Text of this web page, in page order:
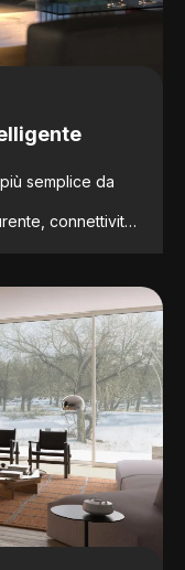
semplice da
connettività